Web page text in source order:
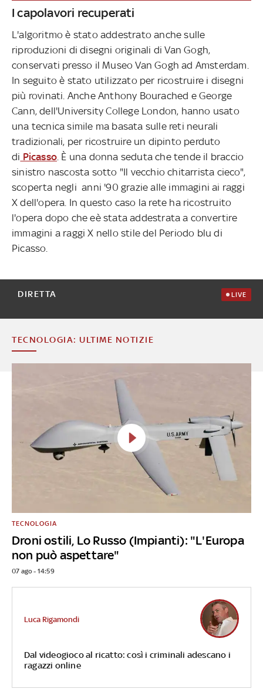
I capolavori recuperati
L'algoritmo è stato addestrato anche sulle
riproduzioni di disegni originali di Van Gogh,
conservati presso il Museo Van Gogh ad Amsterdam.
In seguito è stato utilizzato per ricostruire i disegni
più rovinati. Anche Anthony Bourached e George
Cann, dell'University College London, hanno usato
una tecnica simile ma basata sulle reti neurali
tradizionali, per ricostruire un dipinto perduto
di Picasso . È una donna seduta che tende il braccio
sinistro nascosta sotto "Il vecchio chitarrista cieco",
scoperta negli anni '90 grazie alle immagini ai raggi
X dell'opera. In questo caso la rete ha ricostruito
l'opera dopo che eè stata addestrata a convertire
immagini a raggi X nello stile del Periodo blu di
Picasso.
DIRETTA LIVE
TECNOLOGIA: ULTIME NOTIZIE
Droni ostili, Lo Russo (Impianti): "L'Europa
non può aspettare"
TECNOLOGIA
07 ago - 14:59
Dal videogioco al ricatto: così i criminali adescano i
ragazzi online
Luca Rigamondi